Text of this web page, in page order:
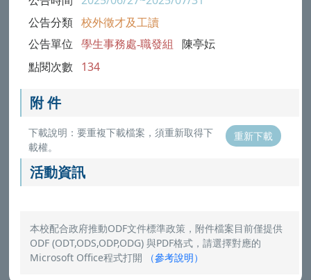
公告分類 校外徵才及工讀
公告單位 學生事務處-職發組 陳亭妘
點閱次數 134
附 件
下載說明：要重複下載檔案，須重新取得下
載權。
重新下載
活動資訊
本校配合政府推動ODF文件標準政策，附件檔案目前僅提供
ODF (ODT,ODS,ODP,ODG) 與PDF格式，請選擇對應的
Microsoft Office程式打開
（參考說明）